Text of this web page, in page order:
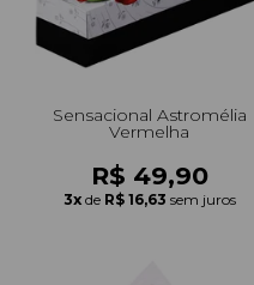
Sensacional Astromélia
Vermelha
R$ 49,90
3x de R$ 16,63 sem juros